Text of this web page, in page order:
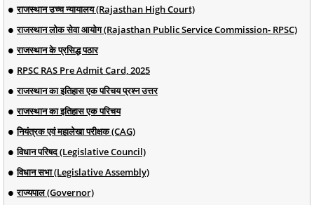
राजस्थान उच्च न्यायालय (Rajasthan High Court)
राजस्थान लोक सेवा आयोग (Rajasthan Public Service Commission- RPSC)
राजस्थान के प्रसिद्ध पठार
RPSC RAS Pre Admit Card, 2025
राजस्थान का इतिहास एक परिचय प्रश्न उत्तर
राजस्थान का इतिहास एक परिचय
नियंत्रक एवं महालेखा परीक्षक (CAG)
विधान परिषद (Legislative Council)
विधान सभा (Legislative Assembly)
राज्यपाल (Governor)